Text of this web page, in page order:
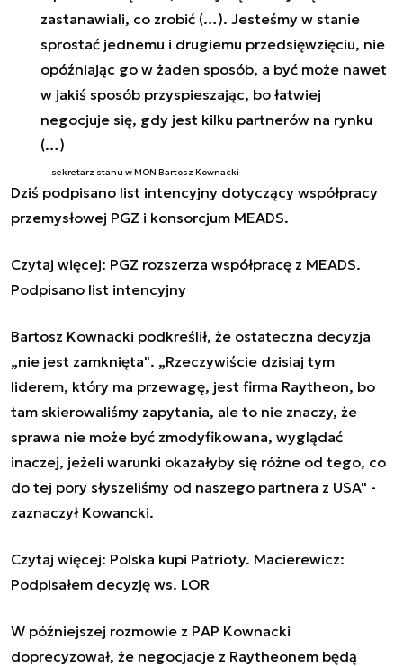
zastanawiali, co zrobić (…). Jesteśmy w stanie
sprostać jednemu i drugiemu przedsięwzięciu, nie
opóźniając go w żaden sposób, a być może nawet
w jakiś sposób przyspieszając, bo łatwiej
negocjuje się, gdy jest kilku partnerów na rynku
(…)
sekretarz stanu w MON Bartosz Kownacki
Dziś podpisano list intencyjny dotyczący współpracy
przemysłowej PGZ i konsorcjum MEADS.
Czytaj więcej: PGZ rozszerza współpracę z MEADS.
Podpisano list intencyjny
Bartosz Kownacki podkreślił, że ostateczna decyzja
„nie jest zamknięta". „Rzeczywiście dzisiaj tym
liderem, który ma przewagę, jest firma Raytheon, bo
tam skierowaliśmy zapytania, ale to nie znaczy, że
sprawa nie może być zmodyfikowana, wyglądać
inaczej, jeżeli warunki okazałyby się różne od tego, co
do tej pory słyszeliśmy od naszego partnera z USA" -
zaznaczył Kowancki.
Czytaj więcej: Polska kupi Patrioty. Macierewicz:
Podpisałem decyzję ws. LOR
W późniejszej rozmowie z PAP Kownacki
doprecyzował, że negocjacje z Raytheonem będą